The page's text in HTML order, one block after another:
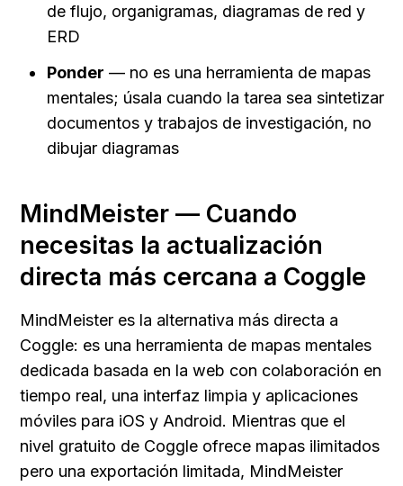
de flujo, organigramas, diagramas de red y
ERD
Ponder — no es una herramienta de mapas
mentales; úsala cuando la tarea sea sintetizar
documentos y trabajos de investigación, no
dibujar diagramas
MindMeister — Cuando
necesitas la actualización
directa más cercana a Coggle
MindMeister es la alternativa más directa a
Coggle: es una herramienta de mapas mentales
dedicada basada en la web con colaboración en
tiempo real, una interfaz limpia y aplicaciones
móviles para iOS y Android. Mientras que el
nivel gratuito de Coggle ofrece mapas ilimitados
pero una exportación limitada, MindMeister